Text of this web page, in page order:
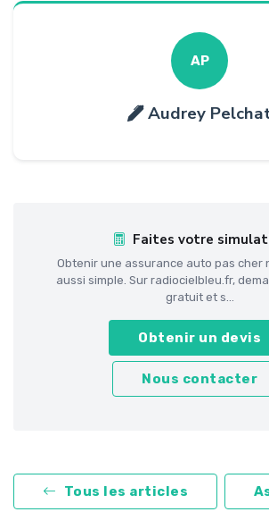
AP
Audrey
Faites votre
Obtenir une assurance auto pas cher
aussi simple. Sur radiocielbleu.fr,
gratuit et s...
Obtenir un devis
Nous contacter
Tous les articles